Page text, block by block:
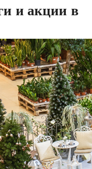
и акции в